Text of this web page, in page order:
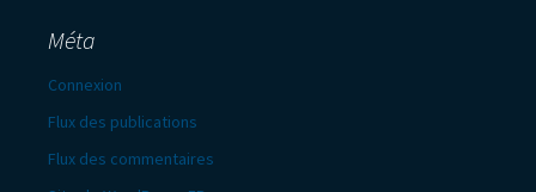
Méta
Connexion
Flux des publications
Flux des commentaires